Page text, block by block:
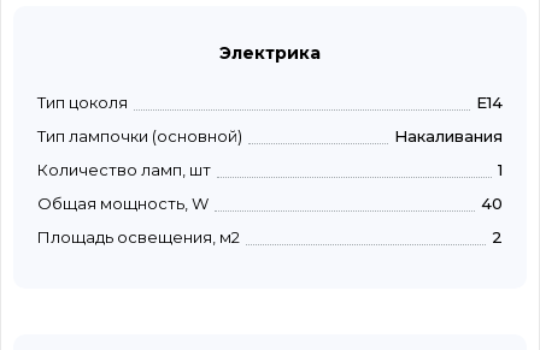
Электрика
Тип цоколя
E14
Тип лампочки (основной)
Накаливания
Количество ламп, шт
1
Общая мощность, W
40
Площадь освещения, м2
2